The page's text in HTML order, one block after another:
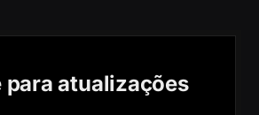
para atualizações